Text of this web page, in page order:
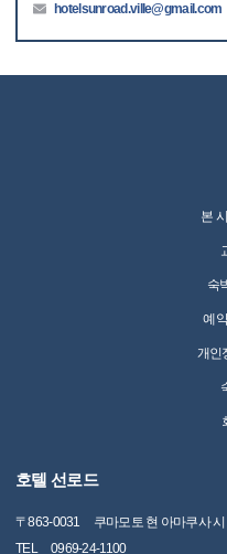
hotelsunroad.ville@gmail.com
본
숙
예
개인
호텔 선로드
〒863-0031
쿠마모토 현 아마쿠사
TEL
0969-24-1100